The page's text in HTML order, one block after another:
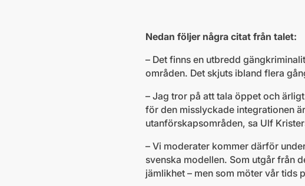
Nedan följer några citat från talet:
– Det finns en utbredd
områden. Det skjuts ibland flera
– Jag tror på att tala öppet och
för den misslyckade integrationen
utanförskapsområden, sa Ulf
– Vi moderater kommer därför
svenska modellen. Som utgår från
jämlikhet – men som möter vår tids